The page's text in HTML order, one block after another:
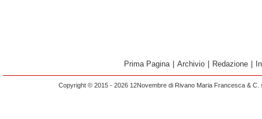
Prima Pagina Archivio Redazione
Copyright © 2015 - 2026 12Novembre di Rivano Maria Francesca &